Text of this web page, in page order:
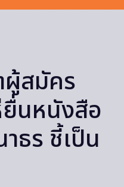
สมัคร
นหนังสือ
ธร ชี้เป็น